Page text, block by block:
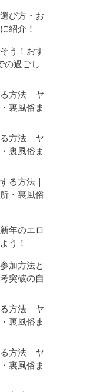
び方・お
紹介！
う！おす
の過ごし
方法｜ヤ
裏風俗ま
方法｜ヤ
裏風俗ま
る方法｜
・裏風俗
年のエロ
う！
加方法と
突破の自
方法｜ヤ
裏風俗ま
方法｜ヤ
裏風俗ま